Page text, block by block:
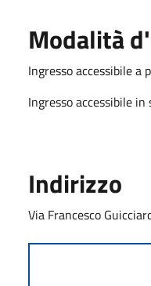
Modalità
Ingresso accessibile a
Ingresso accessibile
Indirizzo
Via Francesco